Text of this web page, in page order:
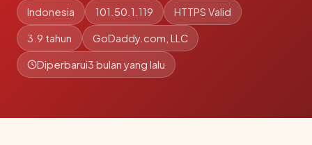
Indonesia 101.50.1.119 HTTPS Valid
3.9 tahun GoDaddy.com, LLC
Diperbarui3 bulan yang lalu